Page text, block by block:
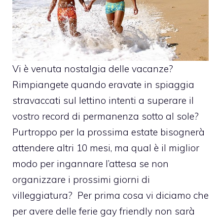
Vi è venuta nostalgia delle vacanze?
Rimpiangete quando eravate in spiaggia
stravaccati sul lettino intenti a superare il
vostro record di permanenza sotto al sole?
Purtroppo per la prossima estate bisognerà
attendere altri 10 mesi, ma qual è il miglior
modo per ingannare l’attesa se non
organizzare i prossimi giorni di
villeggiatura? Per prima cosa vi diciamo che
per avere delle ferie gay friendly non sarà